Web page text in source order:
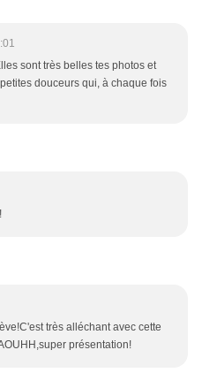
sont très belles tes photos et
douceurs qui, à chaque fois
très alléchant avec cette
présentation!